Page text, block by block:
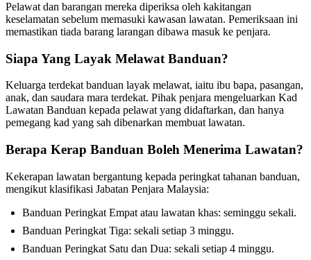
Pelawat dan barangan mereka diperiksa oleh kakitangan
keselamatan sebelum memasuki kawasan lawatan. Pemeriksaan ini
memastikan tiada barang larangan dibawa masuk ke penjara.
Siapa Yang Layak Melawat Banduan?
Keluarga terdekat banduan layak melawat, iaitu ibu bapa, pasangan,
anak, dan saudara mara terdekat. Pihak penjara mengeluarkan Kad
Lawatan Banduan kepada pelawat yang didaftarkan, dan hanya
pemegang kad yang sah dibenarkan membuat lawatan.
Berapa Kerap Banduan Boleh Menerima Lawatan?
Kekerapan lawatan bergantung kepada peringkat tahanan banduan,
mengikut klasifikasi Jabatan Penjara Malaysia:
Banduan Peringkat Empat atau lawatan khas: seminggu sekali.
Banduan Peringkat Tiga: sekali setiap 3 minggu.
Banduan Peringkat Satu dan Dua: sekali setiap 4 minggu.